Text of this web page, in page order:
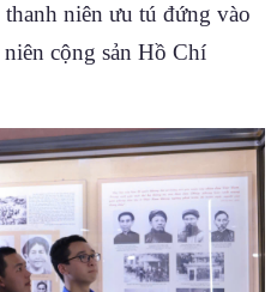
niên ưu tú đứng vào
cộng sản Hồ Chí